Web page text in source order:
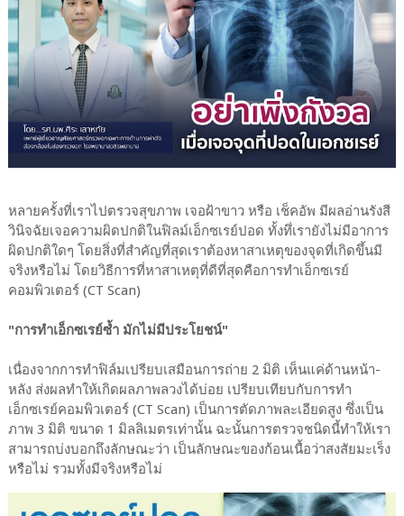
หลายครั้งที่เราไปตรวจสุขภาพ เจอฝ้าขาว หรือ เช็คอัพ มีผลอ่านรังสี
วินิจฉัยเจอความผิดปกติในฟิลม์เอ็กซเรย์ปอด ทั้งทึ่เรายังไม่มีอาการ
ผิดปกติใดๆ โดยสิ่งที่สำคัญที่สุดเราต้องหาสาเหตุของจุดที่เกิดขึ้นมี
จริงหรือไม่ โดยวิธีการที่หาสาเหตุที่ดีที่สุดคือการทำเอ็กซเรย์
คอมพิวเตอร์ (CT Scan)
"การทำเอ็กซเรย์ซ้ำ มักไม่มีประโยชน์"
เนื่องจากการทำฟิล์มเปรียบเสมือนการถ่าย 2 มิติ เห็นแค่ด้านหน้า-
หลัง ส่งผลทำให้เกิดผลภาพลวงได้บ่อย เปรียบเทียบกับการทำ
เอ็กซเรย์คอมพิวเตอร์ (CT Scan) เป็นการตัดภาพละเอียดสูง ซึ่งเป็น
ภาพ 3 มิติ ขนาด 1 มิลลิเมตรเท่านั้น ฉะนั้นการตรวจชนิดนี้ทำให้เรา
สามารถบ่งบอกถึงลักษณะว่า เป็นลักษณะของก้อนเนื้อว่าสงสัยมะเร็ง
หรือไม่ รวมทั้งมีจริงหรือไม่